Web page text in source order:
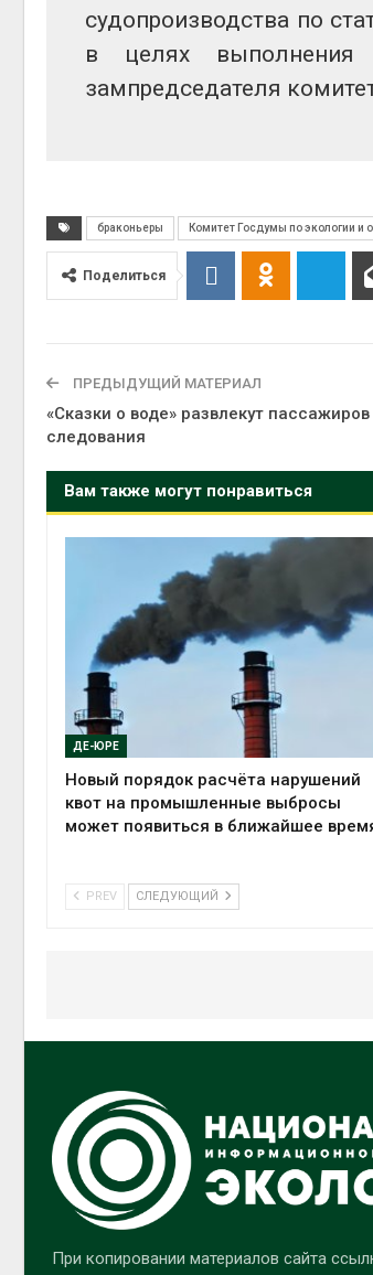
судопроизводства по
в целях выполнения
зампредседателя
браконьеры Комитет Госдумы по экологии и
Поделиться
ПРЕДЫДУЩИЙ МАТЕРИАЛ
«Сказки о воде» развлекут
следования
Вам также могут понравиться
ДЕ-ЮРЕ
Новый порядок расчёта нарушений
квот на промышленные выбросы
может появиться в ближайшее
PREV СЛЕДУЮЩИЙ
При копировании материалов сайта